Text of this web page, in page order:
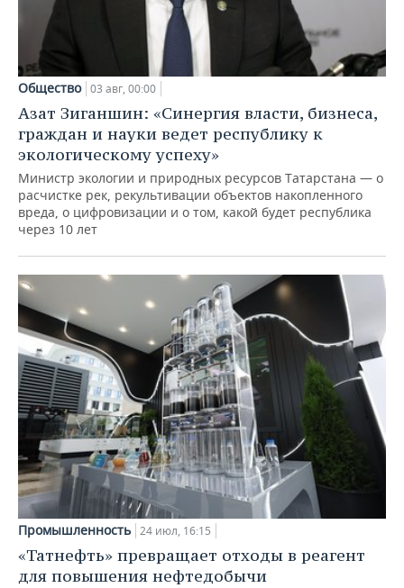
Общество 03 авг, 00:00
Азат Зиганшин: «Синергия власти, бизнеса,
граждан и науки ведет республику к
экологическому успеху»
Министр экологии и природных ресурсов Татарстана — о
расчистке рек, рекультивации объектов накопленного
вреда, о цифровизации и о том, какой будет республика
через 10 лет
Промышленность 24 июл, 16:15
«Татнефть» превращает отходы в реагент
для повышения нефтедобычи